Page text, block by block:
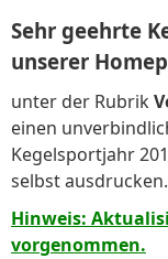
Sehr geehrte
unserer
unter der Rubrik
einen
Kegelsportjahr
selbst ausdrucken.
Hinweis:
vorgenommen.